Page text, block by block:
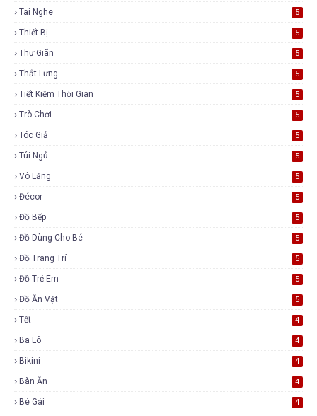
Tai Nghe 5
Thiết Bị 5
Thư Giãn 5
Thắt Lưng 5
Tiết Kiệm Thời Gian 5
Trò Chơi 5
Tóc Giả 5
Túi Ngủ 5
Vô Lăng 5
Đécor 5
Đồ Bếp 5
Đồ Dùng Cho Bé 5
Đồ Trang Trí 5
Đồ Trẻ Em 5
Đồ Ăn Vặt 5
Tết 4
Ba Lô 4
Bikini 4
Bàn Ăn 4
Bé Gái 4